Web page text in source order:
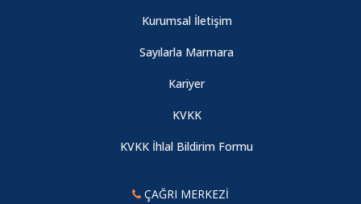
Kurumsal İletişim
Sayılarla Marmara
Kariyer
KVKK
KVKK İhlal Bildirim Formu
ÇAĞRI MERKEZİ